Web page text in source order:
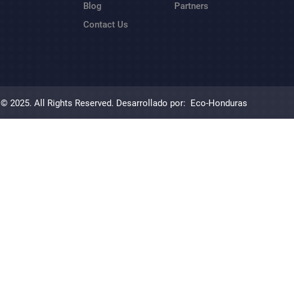
Blog
Contact Us
Partners
© 2025. All Rights Reserved. Desarrollado por: Eco-Honduras